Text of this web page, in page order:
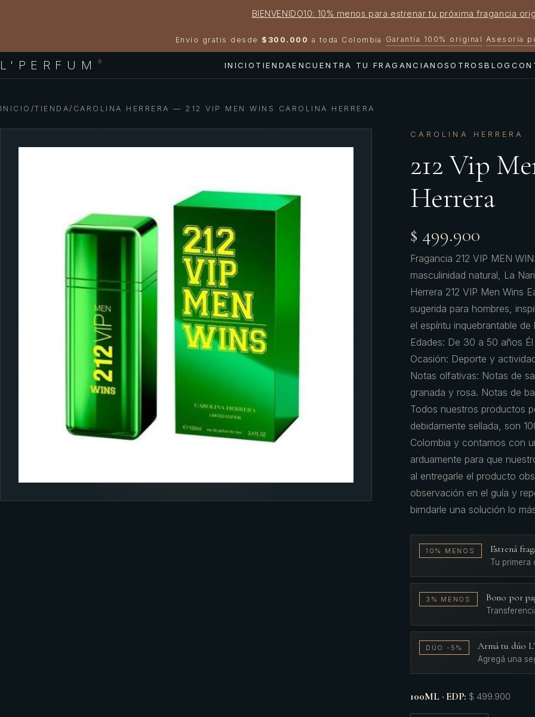
BIENVENIDO10: 10% menos para estrenar tu próxima fragancia
Envío gratis desde $300.000 a toda Colombia · Garantía 100% original · Asesoría
L'PERFUM ® INICIO TIENDAENCUENTRA TU FRAGANCIANOSOTROSBLOG
INICIO /TIENDA/ CAROLINA HERRERA — 212 VIP MEN WINS CAROLINA HERRERA
CAROLINA HERRERA
212 Vip
Herrera
$ 499.900
Fragancia 212 VIP MEN
masculinidad natural, La
Herrera 212 VIP Men Wins
sugerida para hombres,
el espíritu inquebrantable
Edades: De 30 a 50 años
Ocasión: Deporte y
Notas olfativas: Notas de
granada y rosa. Notas de
Todos nuestros productos
debidamente sellada, son
Colombia y contamos con
arduamente para que
al entregarle el producto
observación en el guía y
birndarle una solución lo
10% MENOS Estrená
Tu primera
3% MENOS Bono por
DÚO -5% Armá tu dúo
Agregá una
100ML · EDP: $ 499.900